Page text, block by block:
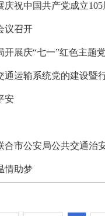
祝中国共产党成立
议召开
展庆“七一”红色主题
通运输系统党的建设暨
安
合市公安局公共交通治
情助梦